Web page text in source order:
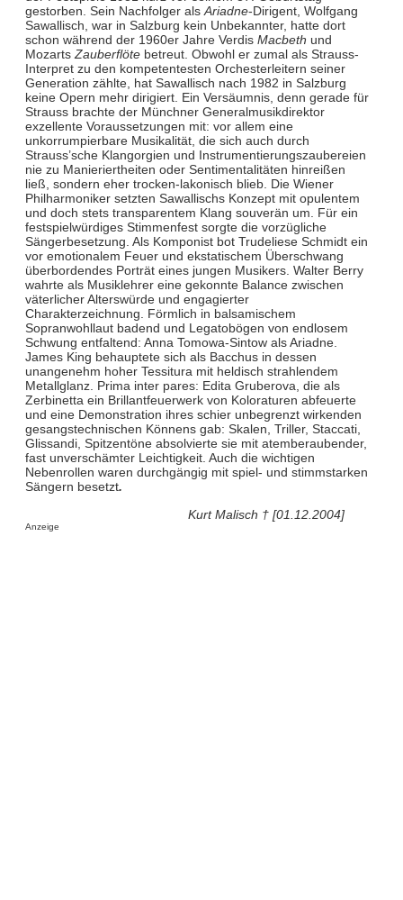
gestorben. Sein Nachfolger alsAriadne-Dirigent, Wolfgang
Sawallisch, war in Salzburg kein Unbekannter, hatte dort
schon während der 1960er Jahre Verdis Macbeth und
MozartsZauberflötebetreut. Obwohl er zumal als Strauss-
Interpret zu den kompetentesten Orchesterleitern seiner
Generation zählte, hat Sawallisch nach 1982 in Salzburg
keine Opern mehr dirigiert. Ein Versäumnis, denn gerade für
Strauss brachte der Münchner Generalmusikdirektor
exzellente Voraussetzungen mit: vor allem eine
unkorrumpierbare Musikalität, die sich auch durch
Strauss’sche Klangorgien und Instrumentierungszaubereien
nie zu Manieriertheiten oder Sentimentalitäten hinreißen
ließ, sondern eher trocken-lakonisch blieb. Die Wiener
Philharmoniker setzten Sawallischs Konzept mit opulentem
und doch stets transparentem Klang souverän um. Für ein
festspielwürdiges Stimmenfest sorgte die vorzügliche
Sängerbesetzung. Als Komponist bot Trudeliese Schmidt ein
vor emotionalem Feuer und ekstatischem Überschwang
überbordendes Porträt eines jungen Musikers. Walter Berry
wahrte als Musiklehrer eine gekonnte Balance zwischen
väterlicher Alterswürde und engagierter
Charakterzeichnung. Förmlich in balsamischem
Sopranwohllaut badend und Legatobögen von endlosem
Schwung entfaltend: Anna Tomowa-Sintow als Ariadne.
James King behauptete sich als Bacchus in dessen
unangenehm hoher Tessitura mit heldisch strahlendem
Metallglanz. Prima inter pares: Edita Gruberova, die als
Zerbinetta ein Brillantfeuerwerk von Koloraturen abfeuerte
und eine Demonstration ihres schier unbegrenzt wirkenden
gesangstechnischen Könnens gab: Skalen, Triller, Staccati,
Glissandi, Spitzentöne absolvierte sie mit atemberaubender,
fast unverschämter Leichtigkeit. Auch die wichtigen
Nebenrollen waren durchgängig mit spiel- und stimmstarken
Sängern besetzt.
Kurt Malisch † [01.12.2004]
Anzeige